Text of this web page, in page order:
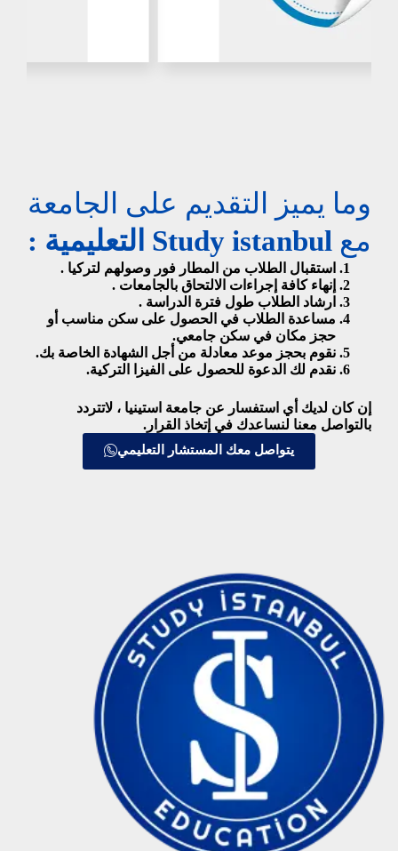
وما يميز التقديم على الجامعة
مع Study istanbul التعليمية :
استقبال الطلاب من المطار فور وصولهم لتركيا .
إنهاء كافة إجراءات الالتحاق بالجامعات .
ارشاد الطلاب طول فترة الدراسة .
مساعدة الطلاب في الحصول على سكن مناسب أو
حجز مكان في سكن جامعي.
نقوم بحجز موعد معادلة من أجل الشهادة الخاصة بك.
نقدم لك الدعوة للحصول على الفيزا التركية.
إن كان لديك أي استفسار عن جامعة استينيا ، لاتتردد
بالتواصل معنا لنساعدك في إتخاذ القرار.
يتواصل معك المستشار التعليمي